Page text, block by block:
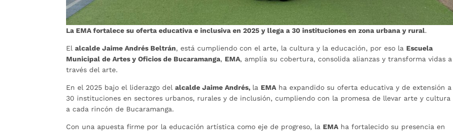
La EMA fortalece su oferta educativa e inclusiva en 2025 y llega a 30 instituciones en zona urbana y rural.
Elalcalde Jaime Andrés Beltrán, está cumpliendo con el arte, la cultura y la educación, por eso la Escuela
Municipal de Artes y Oficios de Bucaramanga, EMA, amplía su cobertura, consolida alianzas y transforma vidas a
través del arte.
En el 2025 bajo el liderazgo delalcalde Jaime Andrés, la EMA ha expandido su oferta educativa y de extensión a
30 instituciones en sectores urbanos, rurales y de inclusión, cumpliendo con la promesa de llevar arte y cultura
a cada rincón de Bucaramanga.
Con una apuesta firme por la educación artística como eje de progreso, la EMA ha fortalecido su presencia en